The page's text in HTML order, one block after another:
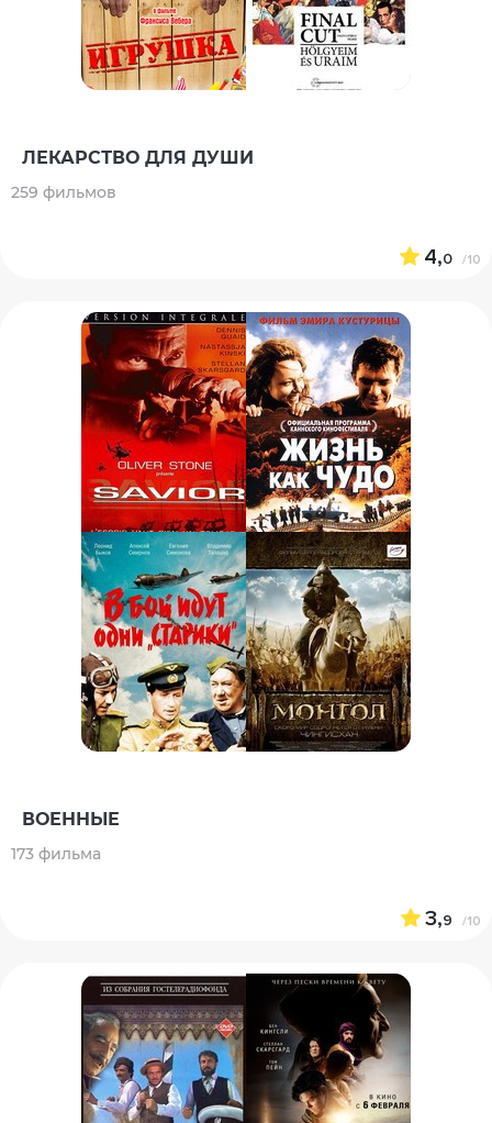
ЛЕКАРСТВО ДЛЯ ДУШИ
259 фильмов
4,0 /10
ВОЕННЫЕ
173 фильма
3,9 /10